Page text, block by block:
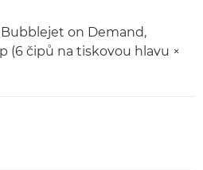
on Demand,
(6 čipů na tiskovou hlavu ×